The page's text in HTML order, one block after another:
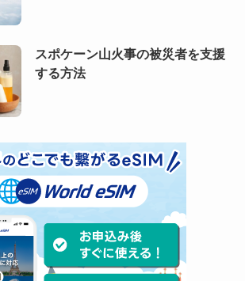
スポケーン山火事の被災者を支援
する方法